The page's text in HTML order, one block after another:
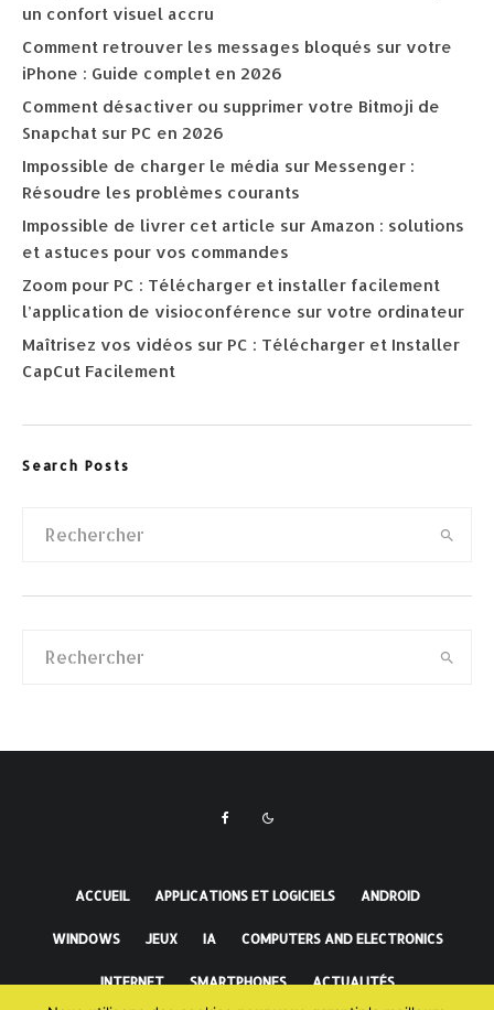
un confort visuel accru
Comment retrouver les messages bloqués sur votre
iPhone : Guide complet en 2026
Comment désactiver ou supprimer votre Bitmoji de
Snapchat sur PC en 2026
Impossible de charger le média sur Messenger :
Résoudre les problèmes courants
Impossible de livrer cet article sur Amazon : solutions
et astuces pour vos commandes
Zoom pour PC : Télécharger et installer facilement
l’application de visioconférence sur votre ordinateur
Maîtrisez vos vidéos sur PC : Télécharger et Installer
CapCut Facilement
Search Posts
ACCUEIL APPLICATIONS ET LOGICIELS ANDROID
WINDOWS JEUX IA COMPUTERS AND ELECTRONICS
INTERNET SMARTPHONES ACTUALITÉS